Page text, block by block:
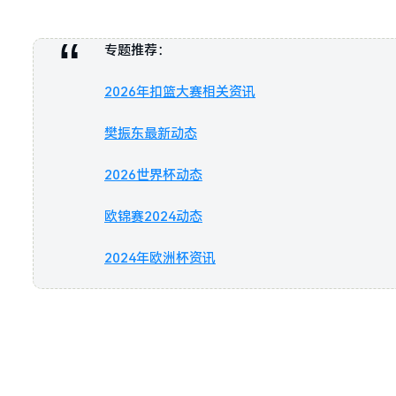
专题推荐：
2026年扣篮大赛相关资讯
樊振东最新动态
2026世界杯动态
欧锦赛2024动态
2024年欧洲杯资讯